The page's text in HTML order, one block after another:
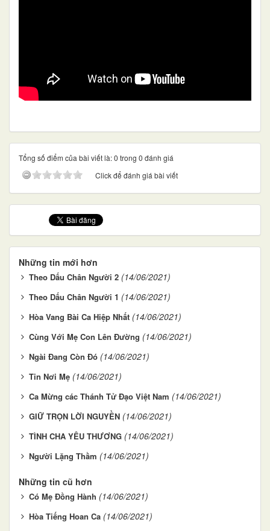
Tổng số điểm của bài viết là: 0 trong 0 đánh giá
Click để đánh giá bài viết
Những tin mới hơn
Theo Dấu Chân Người 2 (14/06/2021)
Theo Dấu Chân Người 1 (14/06/2021)
Hòa Vang Bài Ca Hiệp Nhất (14/06/2021)
Cùng Với Mẹ Con Lên Đường (14/06/2021)
Ngài Đang Còn Đó (14/06/2021)
Tin Nơi Mẹ (14/06/2021)
Ca Mừng các Thánh Tử Đạo Việt Nam (14/06/2021)
GIỮ TRỌN LỜI NGUYỀN (14/06/2021)
TÌNH CHA YÊU THƯƠNG (14/06/2021)
Người Lặng Thầm (14/06/2021)
Những tin cũ hơn
Có Mẹ Đồng Hành (14/06/2021)
Hòa Tiếng Hoan Ca (14/06/2021)